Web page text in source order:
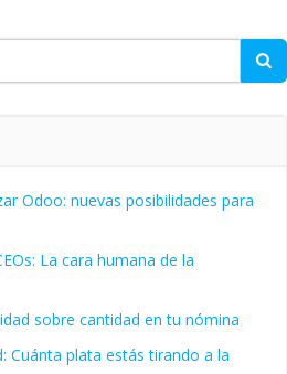
Odoo: nuevas posibilidades para
La cara humana de la
sobre cantidad en tu nómina
Cuánta plata estás tirando a la